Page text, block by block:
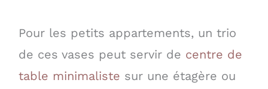
Pour les petits appartements, un trio
de ces vases peut servir de centre de
table minimaliste sur une étagère ou